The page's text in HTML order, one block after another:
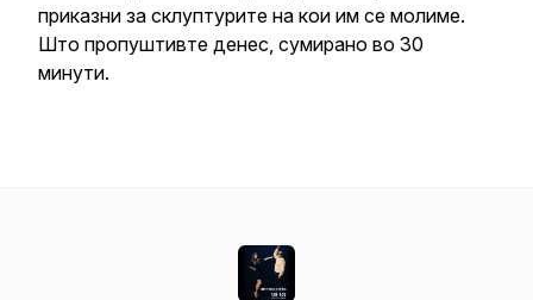
приказни за склуптурите на кои им се молиме.
Што пропуштивте денес, сумирано во 30
минути.